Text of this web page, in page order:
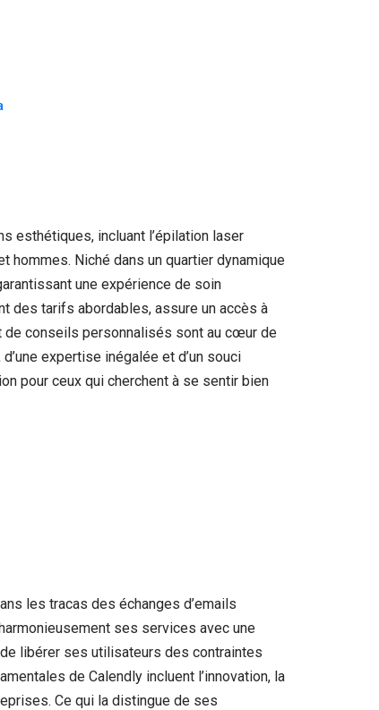
esthétiques, incluant l’épilation laser
Niché dans un quartier dynamique
une expérience de soin
des tarifs abordables, assure un accès à
de conseils personnalisés sont au cœur de
expertise inégalée et d’un souci
pour ceux qui cherchent à se sentir bien
les tracas des échanges d’emails
ses services avec une
libérer ses utilisateurs des contraintes
de Calendly incluent l’innovation, la
Ce qui la distingue de ses